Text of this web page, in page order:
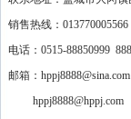
销售热线：013770005566
电话：0515-88850999
邮箱：hppj8888@sina.com
hppj8888@hppj.com